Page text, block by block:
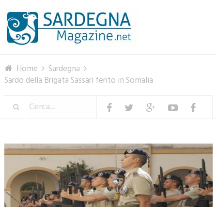
Home
Sardegna
Sardo della Brigata Sassari ferito in Somalia